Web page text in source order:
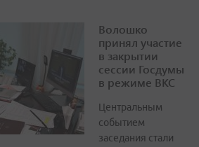
Волошко
принял участие
в закрытии
сессии Госдумы
в режиме ВКС
Центральным
событием
заседания стали